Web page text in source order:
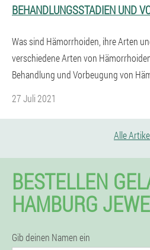
BEHANDLUNGSSTADIEN UND
Was sind Hämorrhoiden, ihre Arten
verschiedene Arten von
Behandlung und Vorbeugung von
27 Juli 2021
Alle
BESTELLEN
HAMBURG
Gib deinen Namen ein